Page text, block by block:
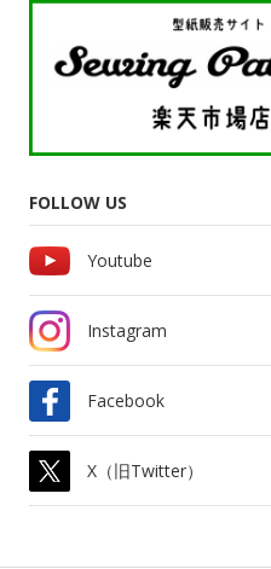
FOLLOW US
Youtube
Instagram
Facebook
X（旧Twitter）